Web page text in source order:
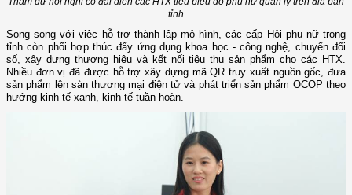
tỉnh
Song song với việc hỗ trợ thành lập mô hình, các cấp Hội phụ nữ trong
tỉnh còn phối hợp thúc đẩy ứng dụng khoa học - công nghệ, chuyển đổi
số, xây dựng thương hiệu và kết nối tiêu thụ sản phẩm cho các HTX.
Nhiều đơn vị đã được hỗ trợ xây dựng mã QR truy xuất nguồn gốc, đưa
sản phẩm lên sàn thương mại điện tử và phát triển sản phẩm OCOP theo
hướng kinh tế xanh, kinh tế tuần hoàn.